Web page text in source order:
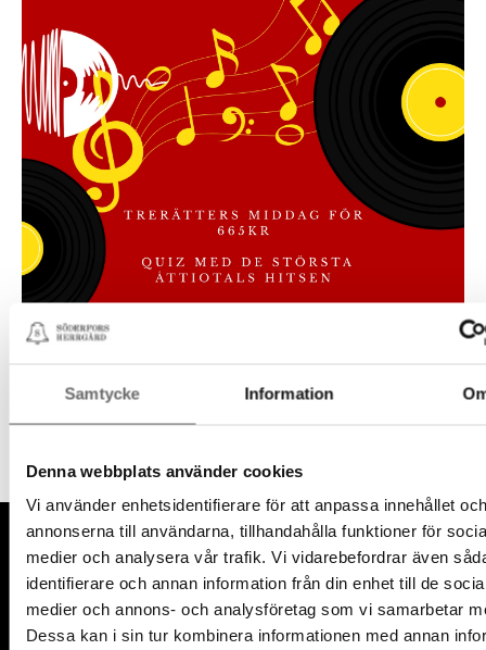
Samtycke Information
Denna webbplats använder cookies
Vi använder enhetsidentifierare för att anpassa innehållet och
annonserna till användarna, tillhandahålla funktioner för
medier och analysera vår trafik. Vi vidarebefordrar även
identifierare och annan information från din enhet till de
medier och annons- och analysföretag som vi samarbetar
Dessa kan i sin tur kombinera informationen med annan
Fußzeile